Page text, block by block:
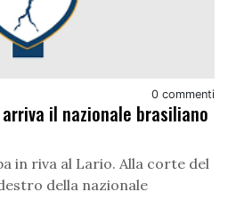
0 commenti
il nazionale brasiliano
in riva al Lario. Alla corte del
della nazionale